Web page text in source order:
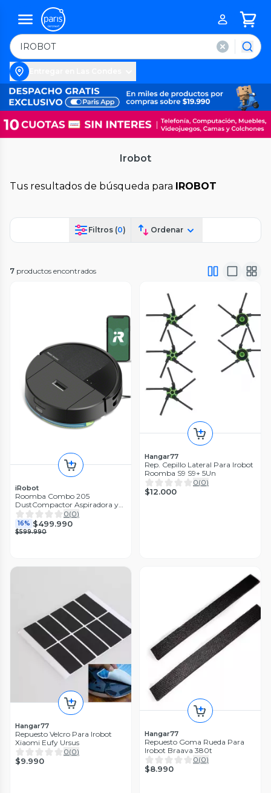
Irobot
Tus resultados de búsqueda para IROBOT
Filtros (0) Ordenar
7 productos encontrados
iRobot
Roomba Combo 205
DustCompactor Aspiradora y
Trapeadora iRobot
0(0)
16% $499.990
$599.990
Hangar77
Rep. Cepillo Lateral Para Irobot
Roomba S9 S9+ 5Un
0(0)
$12.000
Hangar77
Repuesto Velcro Para Irobot
Xiaomi Eufy Ursus
0(0)
$9.990
Hangar77
Repuesto Goma Rueda Para
Irobot Braava 380t
0(0)
$8.990